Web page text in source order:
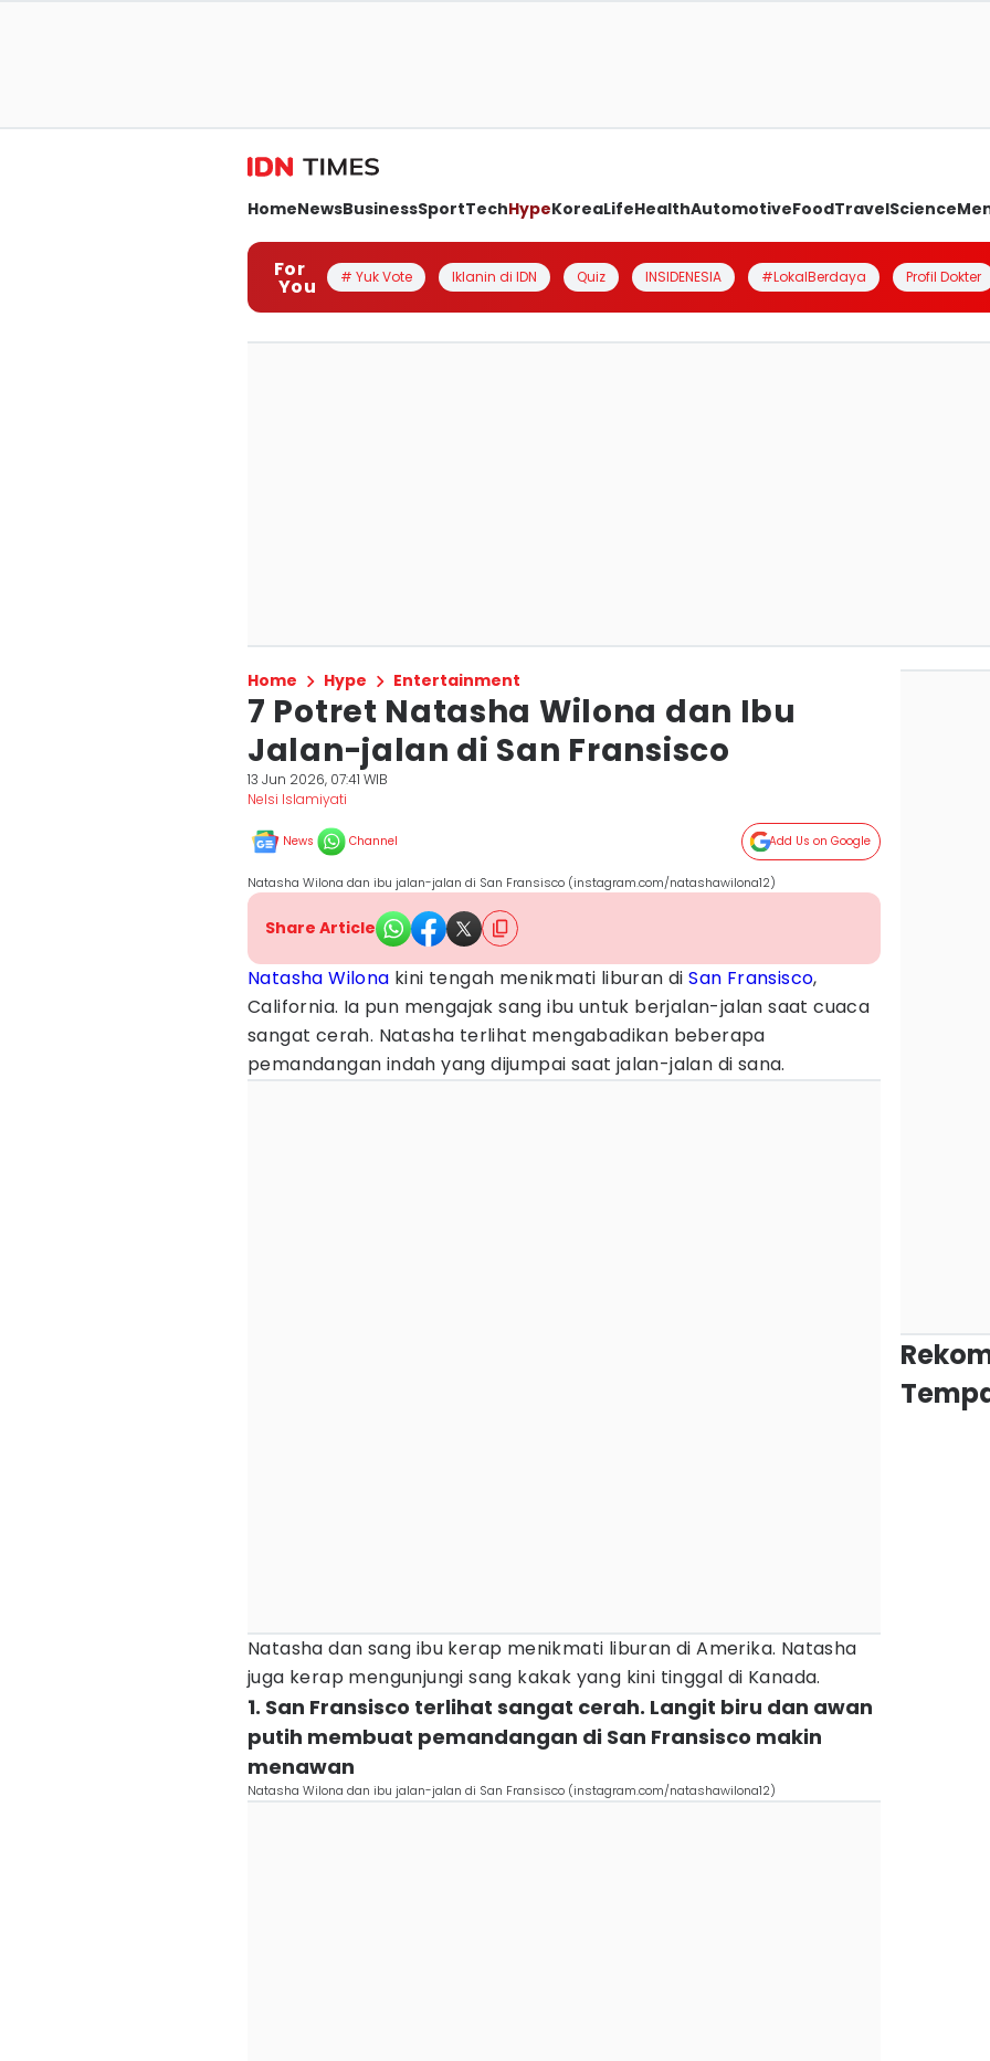
HomeNewsBusinessSportTechHypeKoreaLifeHealthAutomotiveFoodTravelScience
For
You # Yuk Vote Iklanin di IDN Quiz INSIDENESIA #LokalBerdaya Profil Dokter
Home Hype Entertainment
7 Potret Natasha Wilona dan Ibu
Jalan-jalan di San Fransisco
13 Jun 2026, 07:41 WIB
Nelsi Islamiyati
News Channel Add Us on Google
Natasha Wilona dan ibu jalan-jalan di San Fransisco (instagram.com/natashawilona12)
Share Article
Natasha Wilona kini tengah menikmati liburan diSan Fransisco,
California. Ia pun mengajak sang ibu untuk berjalan-jalan saat cuaca
sangat cerah. Natasha terlihat mengabadikan beberapa
pemandangan indah yang dijumpai saat jalan-jalan di sana.
Natasha dan sang ibu kerap menikmati liburan di Amerika. Natasha
juga kerap mengunjungi sang kakak yang kini tinggal di Kanada.
1. San Fransisco terlihat sangat cerah. Langit biru dan awan
putih membuat pemandangan di San Fransisco makin
menawan
Natasha Wilona dan ibu jalan-jalan di San Fransisco (instagram.com/natashawilona12)